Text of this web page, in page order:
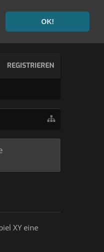
OK!
REGISTRIEREN
XY eine